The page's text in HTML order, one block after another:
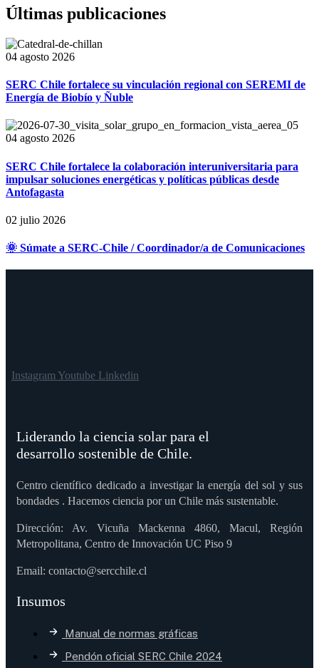
Últimas publicaciones
04 agosto 2026
SERC Chile fortalece su vinculación regional con SEREMI de
Energía de Biobío y Ñuble
04 agosto 2026
SERC Chile fortalece la colaboración interuniversitaria para
impulsar soluciones energéticas y políticas públicas desde
Antofagasta
02 julio 2026
🌞 Súmate a SERC-Chile / Coordinador/a de Comunicaciones
InstagramYoutube Linkedin
Liderando la ciencia solar para el
desarrollo sostenible de Chile.
Centro científico dedicado a investigar la energía del sol y sus
bondades . Hacemos ciencia por un Chile más sustentable.
Dirección: Av. Vicuña Mackenna 4860, Macul, Región
Metropolitana, Centro de Innovación UC Piso 9
Email: contacto@sercchile.cl
Insumos
Manual de normas gráficas
Pendón oficial SERC Chile 2024